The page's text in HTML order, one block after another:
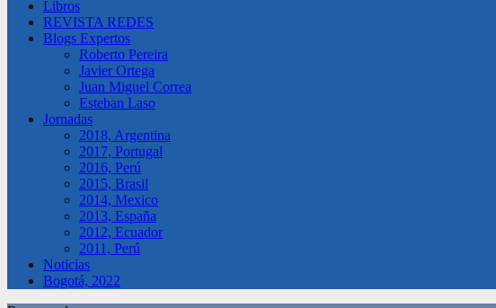
Libros
REVISTA REDES
Blogs Expertos
Roberto Pereira
Javier Ortega
Juan Miguel Correa
Esteban Laso
Jornadas
2018, Argentina
2017, Portugal
2016, Perú
2015, Brasil
2014, Mexico
2013, España
2012, Ecuador
2011, Perú
Noticias
Bogotá, 2022